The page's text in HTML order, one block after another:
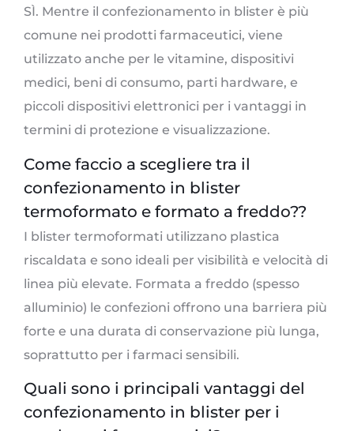
SÌ. Mentre il confezionamento in blister è più
comune nei prodotti farmaceutici, viene
utilizzato anche per le vitamine, dispositivi
medici, beni di consumo, parti hardware, e
piccoli dispositivi elettronici per i vantaggi in
termini di protezione e visualizzazione.
Come faccio a scegliere tra il
confezionamento in blister
termoformato e formato a freddo??
I blister termoformati utilizzano plastica
riscaldata e sono ideali per visibilità e velocità di
linea più elevate. Formata a freddo (spesso
alluminio) le confezioni offrono una barriera più
forte e una durata di conservazione più lunga,
soprattutto per i farmaci sensibili.
Quali sono i principali vantaggi del
confezionamento in blister per i